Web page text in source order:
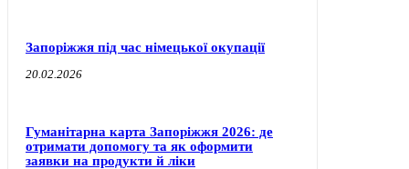
Запоріжжя під час німецької окупації
20.02.2026
Гуманітарна карта Запоріжжя 2026: де
отримати допомогу та як оформити
заявки на продукти й ліки